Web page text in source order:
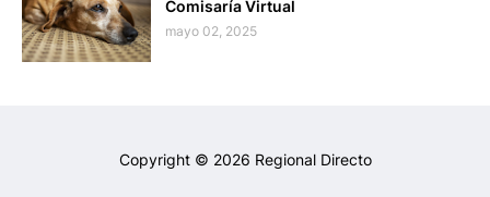
Comisaría Virtual
mayo 02, 2025
Copyright © 2026 Regional Directo